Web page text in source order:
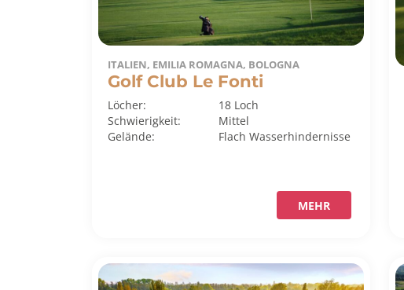
ITALIEN, EMILIA ROMAGNA, BOLOGNA
Golf Club Le Fonti
Löcher:
18 Loch
Schwierigkeit:
Mittel
Gelände:
FlachWasserhindernisse
MEHR